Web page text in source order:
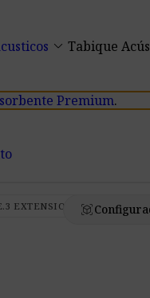
keyboard_arrow_down Tabique
Premium.
EXTENSION view_in_ar